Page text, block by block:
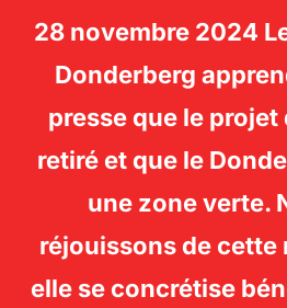
28 novembre 2024
Donderberg
presse que le
retiré et que le
une zone verte.
réjouissons de cette
elle se concrétise
SAVE
DONDERBERG -
LAEKEN